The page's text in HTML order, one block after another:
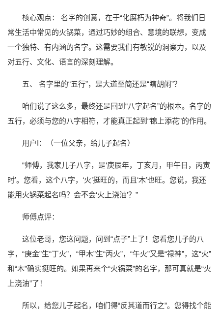
核心观点： 名字的创意，在于“化腐朽为神奇”。将我们日
常生活中常见的火锅菜，通过巧妙的组合、意境的联想，变成
一个独特、有内涵的名字。这需要我们有敏锐的洞察力，以及
对五行、文化、语言的深刻理解。
五、 名字里的“五行”，是大道至简还是“瞎胡闹”？
咱们说了这么多，最终还是回到“八字起名”的根本。名字的
五行，必须与您的八字相符，才能真正起到“锦上添花”的作用。
用户I：（一位父亲，给儿子起名）
“师傅，我家儿子八字，是‘庚辰年，丁亥月，甲午日，丙寅
时’。您看，这个八字，‘火’挺旺的，而且‘木’也旺。您说，我还
能用火锅菜起名吗？会不会‘火上浇油’？”
师傅点评：
这位老哥，您这问题，问到“点子”上了！您看您儿子的八
字，“庚金”生“丁火”，“甲木”生“丙火”，“午火”又是“禄神”，这“火”
和“木”确实挺旺的。如果再来个“火锅菜”的名字，那可真就是“火
上浇油”了！
所以，给您儿子起名，咱们得“反其道而行之”。您得找个能